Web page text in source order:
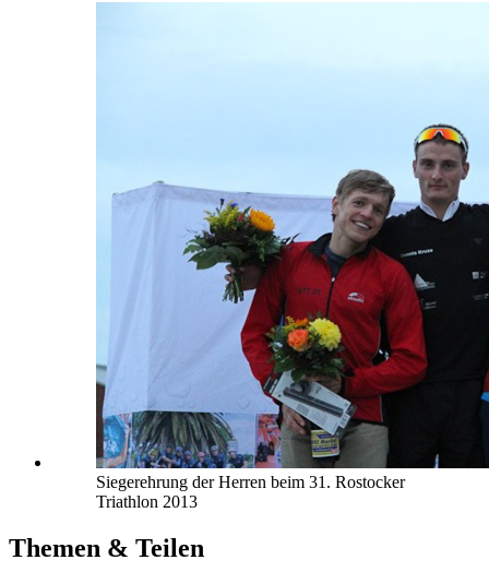
Siegerehrung der Herren beim 31. Rostocker
Triathlon 2013
Themen & Teilen